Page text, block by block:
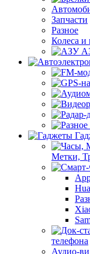
Запчасти
Разное
Колеса
Метки,
телефона
Аудио-